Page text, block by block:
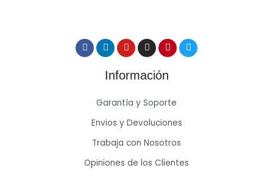
Información
Garantía y Soporte
Envios y Devoluciones
Trabaja con Nosotros
Opiniones de los Clientes